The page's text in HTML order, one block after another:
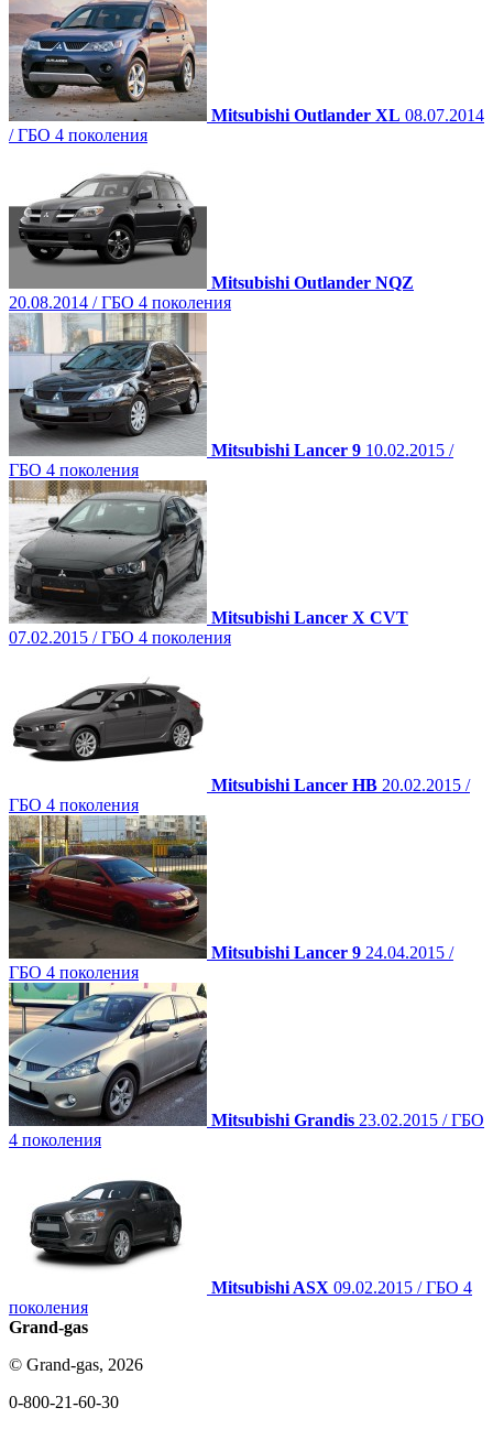
Mitsubishi Outlander XL 08.07.2014
/ ГБО 4 поколения
Mitsubishi Outlander NQZ
20.08.2014 / ГБО 4 поколения
Mitsubishi Lancer 9 10.02.2015 /
ГБО 4 поколения
Mitsubishi Lancer X CVT
07.02.2015 / ГБО 4 поколения
Mitsubishi Lancer HB 20.02.2015 /
ГБО 4 поколения
Mitsubishi Lancer 9 24.04.2015 /
ГБО 4 поколения
Mitsubishi Grandis 23.02.2015 / ГБО
4 поколения
Mitsubishi ASX 09.02.2015 / ГБО 4
поколения
Grand-gas
© Grand-gas, 2026
0-800-21-60-30